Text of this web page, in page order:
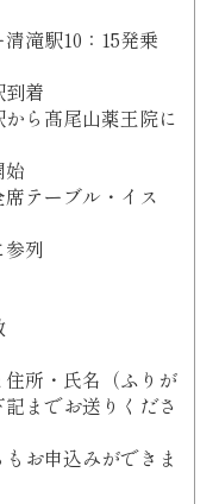
駅10：15発乗
着
ら髙尾山薬王院に
テーブル・イス
列
所・氏名（ふりが
までお送りくださ
お申込みができま